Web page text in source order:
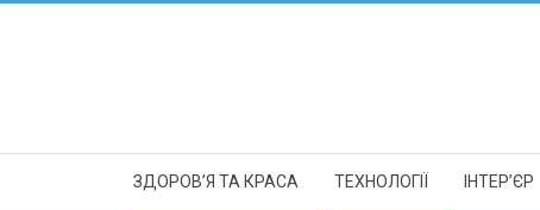
ЗДОРОВ’Я ТА КРАСА ТЕХНОЛОГІЇ ІНТЕР’ЄР